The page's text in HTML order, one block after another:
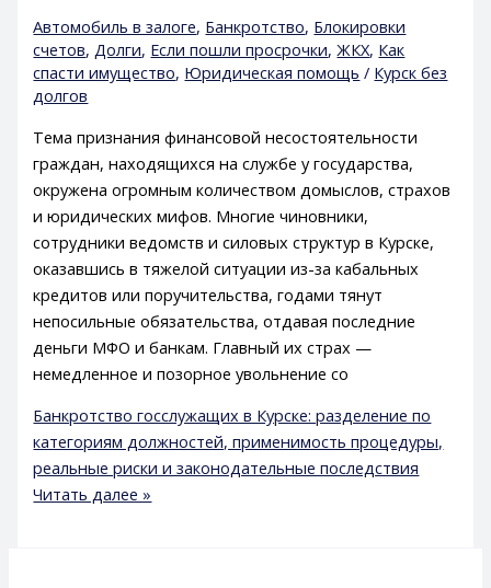
Автомобиль в залоге, Банкротство, Блокировки
счетов,Долги, Если пошли просрочки,ЖКХ, Как
спасти имущество, Юридическая помощь / Курск без
долгов
Тема признания финансовой несостоятельности
граждан, находящихся на службе у государства,
окружена огромным количеством домыслов, страхов
и юридических мифов. Многие чиновники,
сотрудники ведомств и силовых структур в Курске,
оказавшись в тяжелой ситуации из-за кабальных
кредитов или поручительства, годами тянут
непосильные обязательства, отдавая последние
деньги МФО и банкам. Главный их страх —
немедленное и позорное увольнение со
Банкротство госслужащих в Курске: разделение по
категориям должностей, применимость процедуры,
реальные риски и законодательные последствия
Читать далее »